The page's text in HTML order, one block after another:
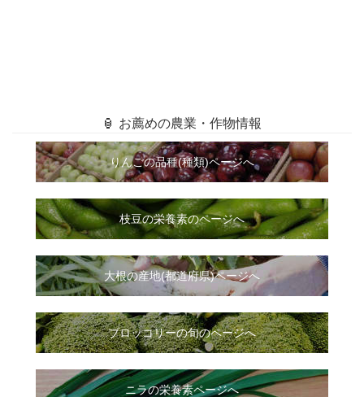
🏮 お薦めの農業・作物情報
りんごの品種(種類)ページへ
枝豆の栄養素のページへ
大根の産地(都道府県)ページへ
ブロッコリーの旬のページへ
ニラの栄養素ページへ